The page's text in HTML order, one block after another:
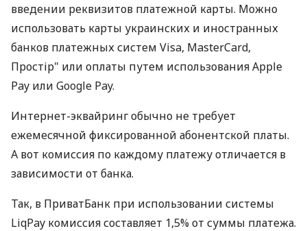
введении реквизитов платежной карты. Можно
использовать карты украинских и иностранных
банков платежных систем Visa, MasterCard,
Простір" или оплаты путем использования Apple
Pay или Google Pay.
Интернет-эквайринг обычно не требует
ежемесячной фиксированной абонентской платы.
А вот комиссия по каждому платежу отличается в
зависимости от банка.
Так, в ПриватБанк при использовании системы
LiqPay комиссия составляет 1,5% от суммы платежа.